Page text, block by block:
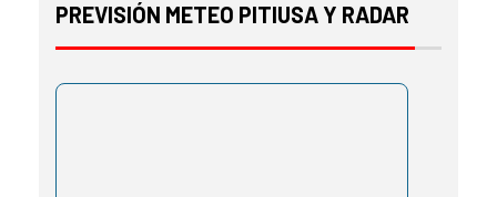
PREVISIÓN METEO PITIUSA Y RADAR